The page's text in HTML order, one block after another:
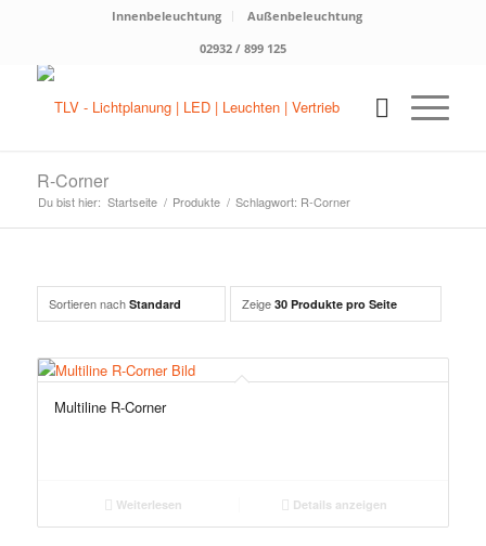
Innenbeleuchtung
Außenbeleuchtung
02932 / 899 125
R-Corner
Du bist hier: Startseite / Produkte / Schlagwort: R-Corner
Sortieren nach Standard Zeige 30 Produkte pro Seite
Multiline R-Corner
Weiterlesen Details anzeigen